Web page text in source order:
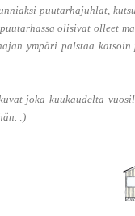
puutarhajuhlat,
olisivat olleet
ympäri palstaa
joka kuukaudelta
:)